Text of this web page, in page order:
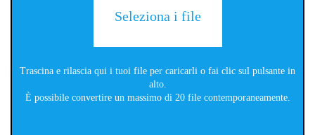
Seleziona i file
Trascina e rilascia qui i tuoi file per caricarli o fai clic sul pulsante in
alto.
È possibile convertire un massimo di 20 file contemporaneamente.